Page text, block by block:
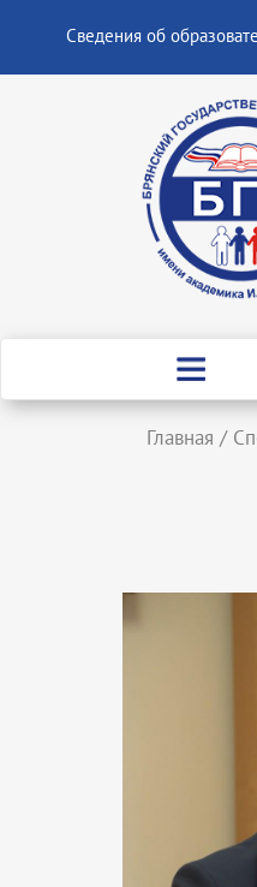
Сведения об
Главная /